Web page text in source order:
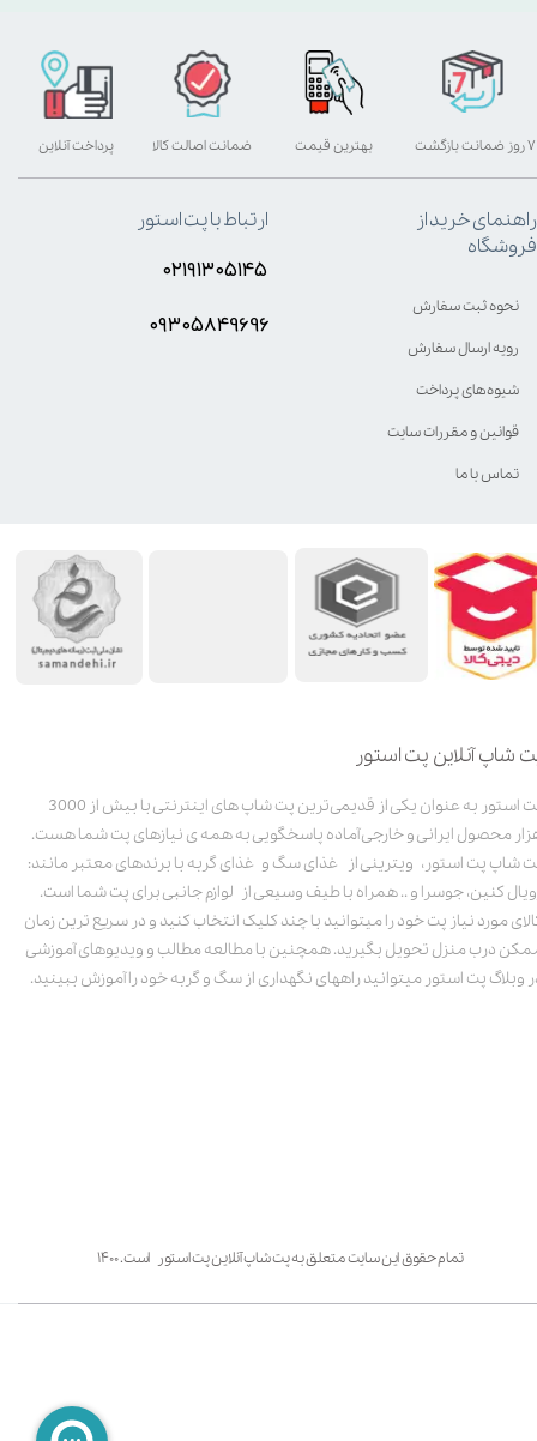
شاپ آنلاین پت استور
پت استور به عنوان یکی از قدیمی‌ترین پت شاپ های اینترنتی با بیش از 3000
محصول ایرانی و خارجی آماده پاسخگویی به همه ی نیازهای پت شما هست.
شاپ پت استور، ویترینی از غذای سگ و غذای گربه با برندهای معتبر مانند:
کنین، جوسرا و .. همراه با طیف وسیعی از لوازم جانبی برای پت شما است.
مورد نیاز پت خود را میتوانید با چند کلیک انتخاب کنید و در سریع ترین زمان
درب منزل تحویل بگیرید. همچنین با مطالعه مطالب و ویدیوهای آموزشی
وبلاگ پت استور میتوانید راههای نگهداری از سگ و گربه خود را آموزش ببینید.
تمام حقوق این سایت متعلق به پت شاپ آنلاین پت استور است. ۱۴۰۰
بهترین قیمت پرداخت آنلاین ۷ روز ضمانت بازگشت ضمانت اصالت کالا
راهنمای خرید از
فروشگاه
نحوه ثبت سفارش
رویه ارسال سفارش
شیوه‌های پرداخت
قوانین و مقررات سایت
تماس با ما
ارتباط با پت استور
۰۲۱۹۱۳۰۵۱۴۵
۰۹۳۰۵8۴9696